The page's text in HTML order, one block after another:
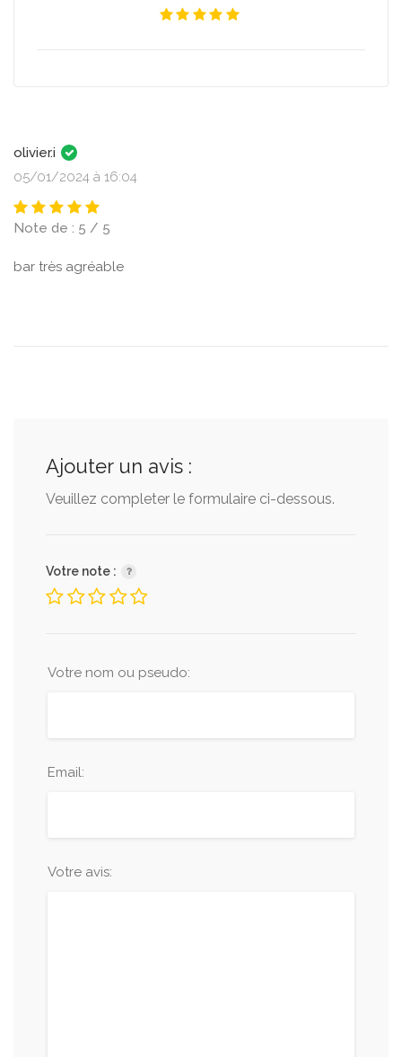
olivier.i
05/01/2024 à 16:04
Note de : 5 / 5
bar très agréable
Ajouter un avis :
Veuillez completer le formulaire ci-dessous.
Votre note :
Votre nom ou pseudo:
Email:
Votre avis: